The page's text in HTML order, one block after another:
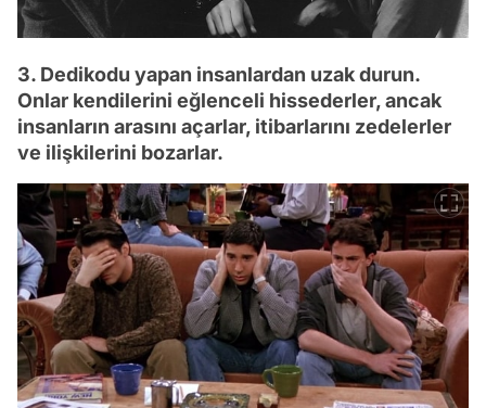
3. Dedikodu yapan insanlardan uzak durun.
Onlar kendilerini eğlenceli hissederler, ancak
insanların arasını açarlar, itibarlarını zedelerler
ve ilişkilerini bozarlar.